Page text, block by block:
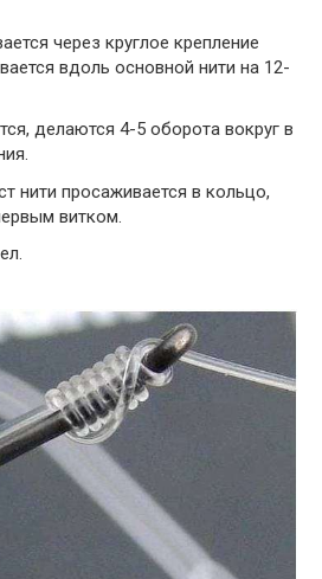
через круглое крепление
вдоль основной нити на 12-
делаются 4-5 оборота вокруг в
нити просаживается в кольцо,
витком.